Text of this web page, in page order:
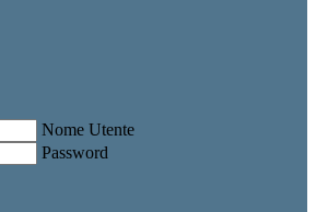
Nome Utente
Password